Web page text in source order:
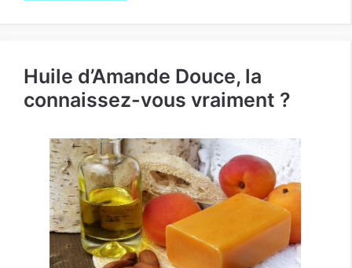
Huile d’Amande Douce, la
connaissez-vous vraiment ?